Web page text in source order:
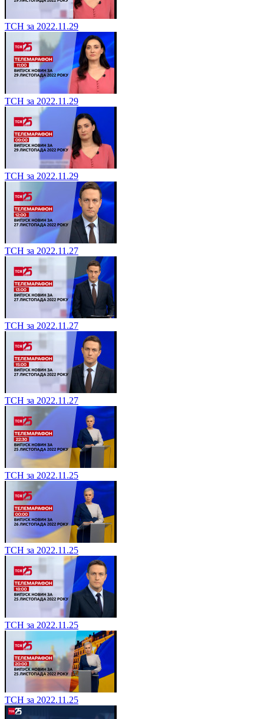
ТСН за 2022.11.29
ТСН за 2022.11.29
ТСН за 2022.11.29
ТСН за 2022.11.27
ТСН за 2022.11.27
ТСН за 2022.11.27
ТСН за 2022.11.25
ТСН за 2022.11.25
ТСН за 2022.11.25
ТСН за 2022.11.25